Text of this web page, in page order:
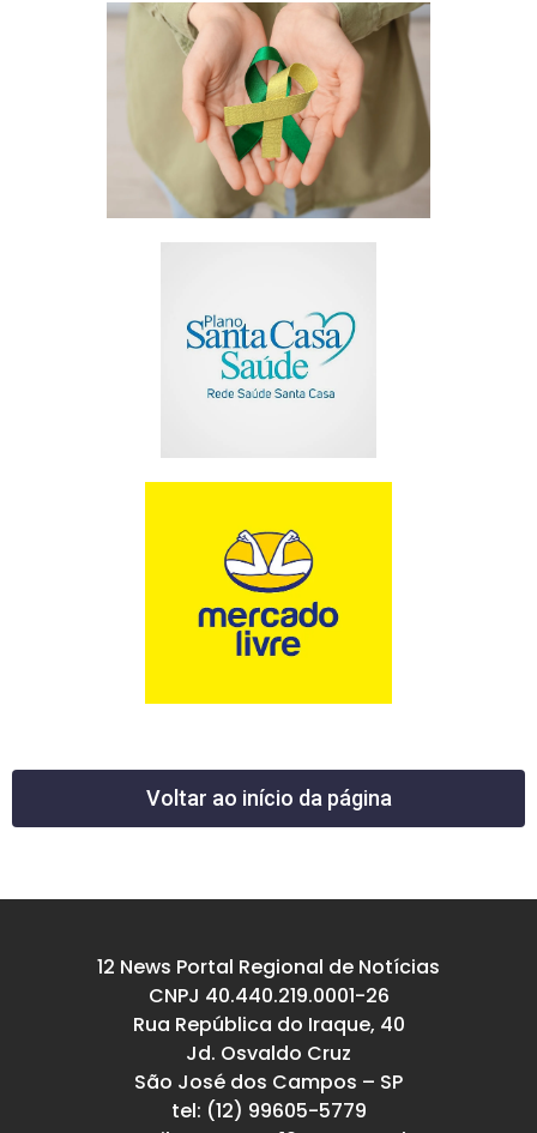
Voltar ao início da página
12 News Portal Regional de Notícias
CNPJ 40.440.219.0001-26
Rua República do Iraque, 40
Jd. Osvaldo Cruz
São José dos Campos – SP
tel: (12) 99605-5779